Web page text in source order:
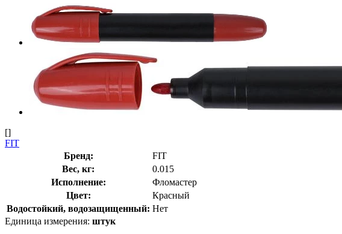
[]
FIT
Бренд:
FIT
Вес, кг:
0.015
Исполнение:
Фломастер
Цвет:
Красный
Водостойкий, водозащищенный: Нет
Единица измерения: штук